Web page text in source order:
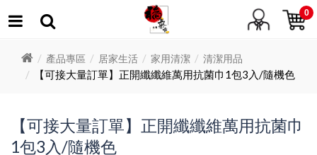
0
產品專區 居家生活 家用清潔 清潔用品
【可接大量訂單】正開纖纖維萬用抗菌巾1包3入/隨機色
【可接大量訂單】正開纖纖維萬用抗菌巾
1包3入/隨機色